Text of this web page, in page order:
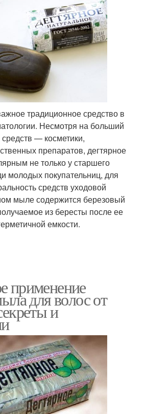
традиционное средство в
Несмотря на больший
— косметики,
препаратов, дегтярное
не только у старшего
молодых покупательниц, для
средств уходовой
мыле содержится березовый
из бересты после ее
емкости.
применение
для волос от
и